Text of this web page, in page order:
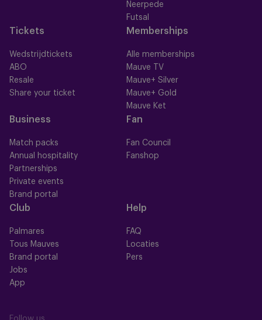
Neerpede
Futsal
Tickets
Wedstrijdtickets
ABO
Resale
Share your ticket
Memberships
Alle memberships
Mauve TV
Mauve+ Silver
Mauve+ Gold
Mauve Ket
Business
Match packs
Annual hospitality
Partnerships
Private events
Brand portal
Fan
Fan Council
Fanshop
Club
Palmares
Tous Mauves
Brand portal
Jobs
App
Help
FAQ
Locaties
Pers